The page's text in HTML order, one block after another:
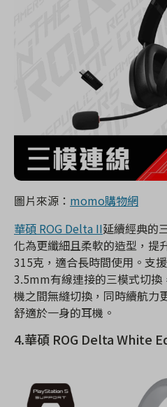
圖片來源： momo購物網
華碩 ROG Delta II延續經典的
化為更纖細且柔軟的造型，提
315克，適合長時間使用。支
3.5mm有線連接的三模式切
機之間無縫切換，同時續航力
舒適於一身的耳機。
4.華碩 ROG Delta White